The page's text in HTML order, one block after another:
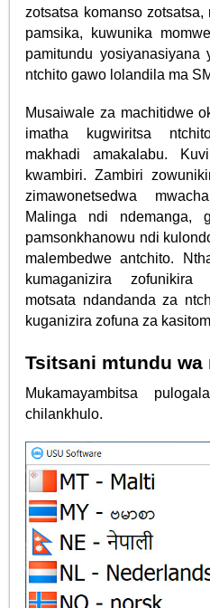
zotsatsa komanso
pamsika, kuwunika
pamitundu yosiyanasiyana
ntchito gawo lolandila ma
Musaiwale za machitidwe
imatha kugwiritsa
makhadi amakalabu.
kwambiri. Zambiri
zimawonetsedwa
Malinga ndi ndemanga,
pamsonkhanowu ndi
malembedwe antchito.
kumaganizira zofunikira
motsata ndandanda za
kuganizira zofuna za
Tsitsani mtundu wa
Mukamayambitsa
chilankhulo.